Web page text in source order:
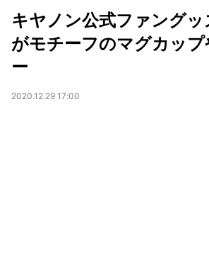
キヤノン公式ファング
がモチーフのマグカップ
ー
2020.12.29 17:00